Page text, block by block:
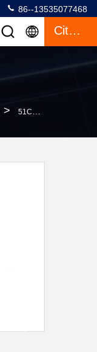
86--13535077468
Citazione
> 51C080 Sauer Danfoss Pompa A Pistoni Assiale Standard Sauer Motore Idraulico 100 Kg